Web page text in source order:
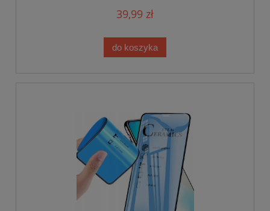
39,99 zł
do koszyka